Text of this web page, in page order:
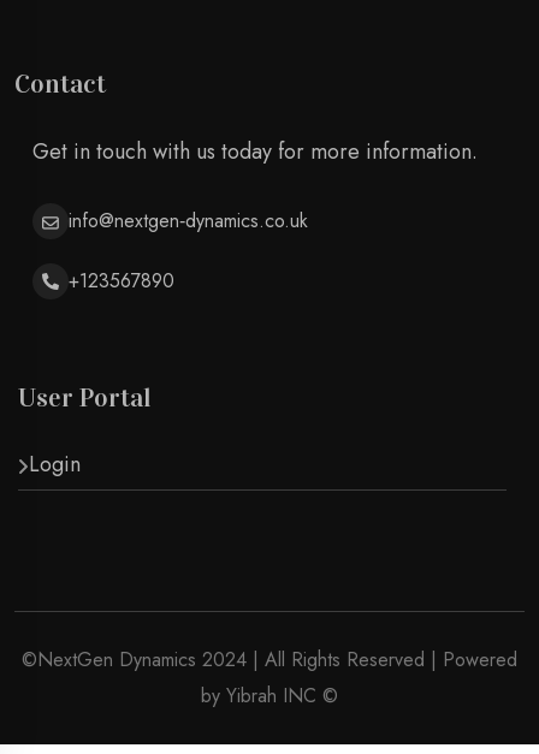
Contact
Get in touch with us today for more information.
info@nextgen‑dynamics.co.uk
+123567890
User Portal
Login
©NextGen Dynamics 2024 | All Rights Reserved | Powered
by Yibrah INC ©